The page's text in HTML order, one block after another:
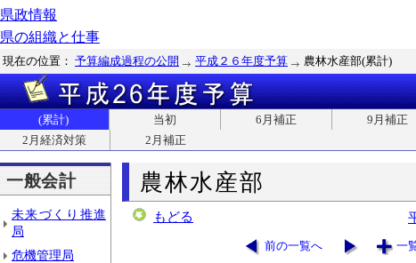
県政情報
県の組織と仕事
現在の位置： 予算編成過程の公開 平成２６年度予算 農林水産部(累計)
(累計) 当初 6月補正 9月補正
2月経済対策
2月補正
一般会計
未来づくり推進
局
危機管理局
農林水産部
もどる
前の一覧へ 一